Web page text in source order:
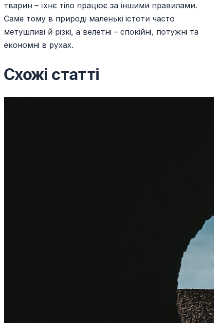
тварин – їхнє тіло працює за іншими правилами.
Саме тому в природі маленькі істоти часто
метушливі й різкі, а велетні – спокійні, потужні та
економні в рухах.
Схожі статті